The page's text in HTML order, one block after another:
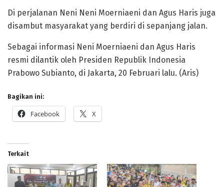
Di perjalanan Neni Neni Moerniaeni dan Agus Haris juga
disambut masyarakat yang berdiri di sepanjang jalan.
Sebagai informasi Neni Moerniaeni dan Agus Haris
resmi dilantik oleh Presiden Republik Indonesia
Prabowo Subianto, di Jakarta, 20 Februari lalu. (Aris)
Bagikan ini:
Facebook X
Terkait